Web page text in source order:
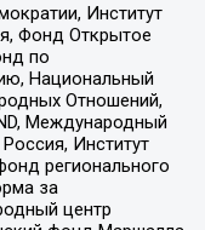
Институт
Фонд Открытое
по
Национальный
Отношений,
Международный
Институт
регионального
за
центр